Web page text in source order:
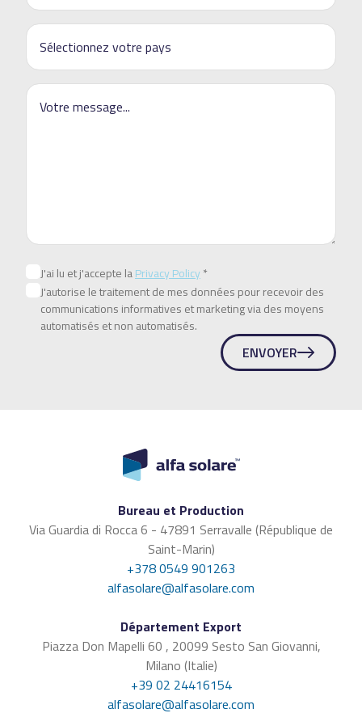
J'ai lu et j'accepte laPrivacy Policy*
J'autorise le traitement de mes données pour recevoir des
communications informatives et marketing via des moyens
automatisés et non automatisés.
ENVOYER
Bureau et Production
Via Guardia di Rocca 6 - 47891 Serravalle (République de
Saint-Marin)
+378 0549 901263
alfasolare@alfasolare.com
Département Export
Piazza Don Mapelli 60 , 20099 Sesto San Giovanni,
Milano (Italie)
+39 02 24416154
alfasolare@alfasolare.com